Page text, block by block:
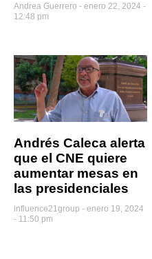
Andrea Guerrero
enero 22, 2024 -
12:48 pm
Andrés Caleca alerta
que el CNE quiere
aumentar mesas en
las presidenciales
influence21group
enero 19, 2024
- 11:50 pm